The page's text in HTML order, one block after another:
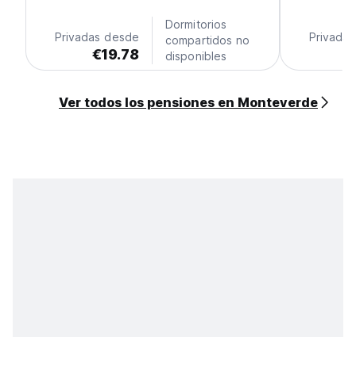
Privadas desde
€19.78
Dormitorios
compartidos no
disponibles
Ver todos los pensiones en Monteverde